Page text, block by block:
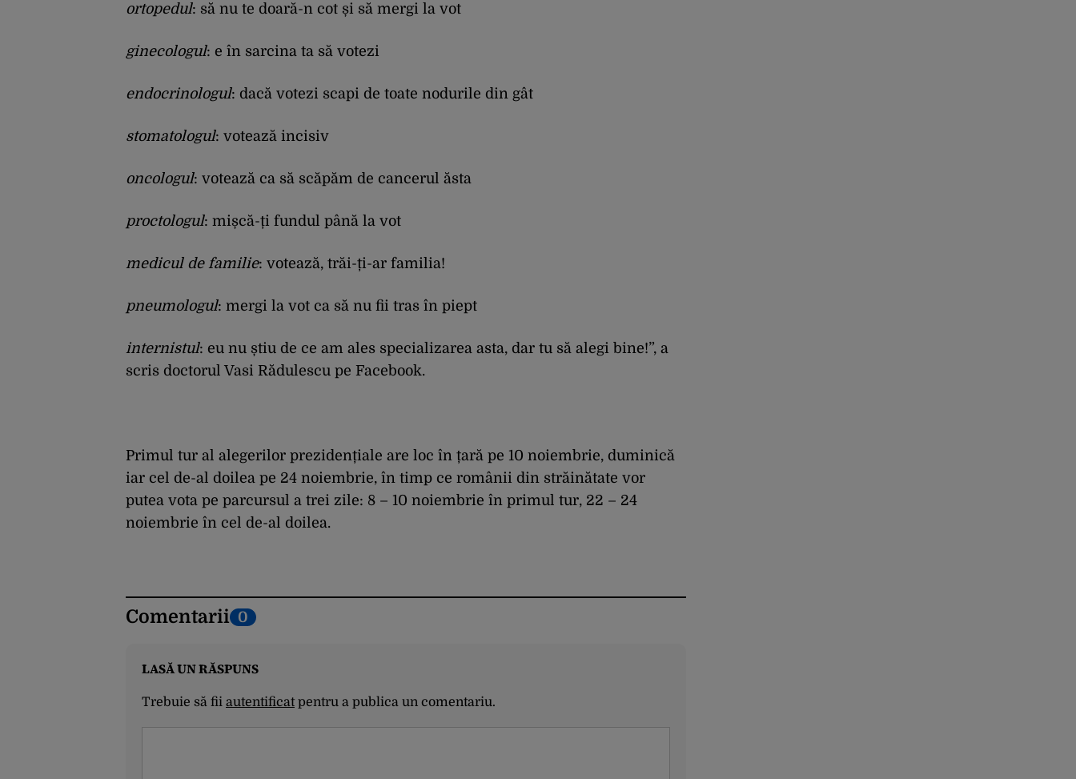
ortopedul: să nu te doară-n cot și să mergi la vot
ginecologul: e în sarcina ta să votezi
endocrinologul: dacă votezi scapi de toate nodurile din gât
stomatologul: votează incisiv
oncologul: votează ca să scăpăm de cancerul ăsta
proctologul: mișcă-ți fundul până la vot
medicul de familie: votează, trăi-ți-ar familia!
pneumologul: mergi la vot ca să nu fii tras în piept
internistul: eu nu știu de ce am ales specializarea asta, dar tu să alegi bine!”, a
scris doctorul Vasi Rădulescu pe Facebook.
Primul tur al alegerilor prezidențiale are loc în țară pe 10 noiembrie, duminică
iar cel de-al doilea pe 24 noiembrie, în timp ce românii din străinătate vor
putea vota pe parcursul a trei zile: 8 – 10 noiembrie în primul tur, 22 – 24
noiembrie în cel de-al doilea.
Comentarii 0
LASĂ UN RĂSPUNS
Trebuie să fii autentificatpentru a publica un comentariu.